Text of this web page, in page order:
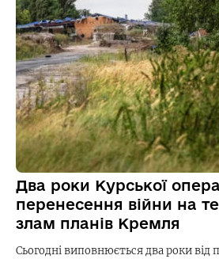
Два роки Курської
перенесення війни на
злам планів Кремля
Сьогодні виповнюється два роки від